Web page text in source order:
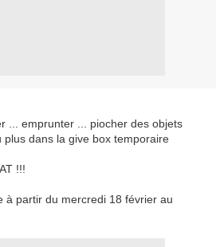
... emprunter ... piocher des objets
dans la give box temporaire
!!!
à partir du mercredi 18 février au